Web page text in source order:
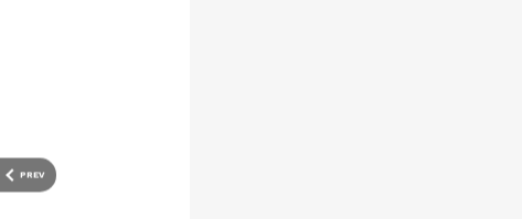
PREV